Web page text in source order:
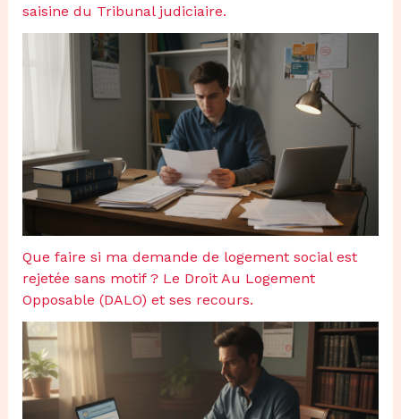
saisine du Tribunal judiciaire.
Que faire si ma demande de logement social est
rejetée sans motif ? Le Droit Au Logement
Opposable (DALO) et ses recours.